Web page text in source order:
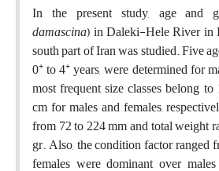
In the present study, age and
damascina) in Daleki-Hele River in
south part of Iran was studied. Five
0+to 4+years, were determined for
most frequent size classes belong
cm for males and females,
from 72 to 224 mm and total weight
gr. Also, the condition factor ranged
females were dominant over